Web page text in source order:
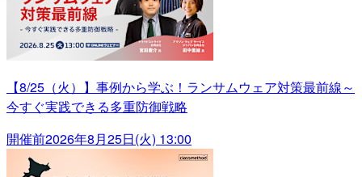
【8/25（火）】事例から学ぶ！ランサムウェア対策最前線～
今すぐ実践できる多重防御戦略
開催前2026年8月25日(火) 13:00